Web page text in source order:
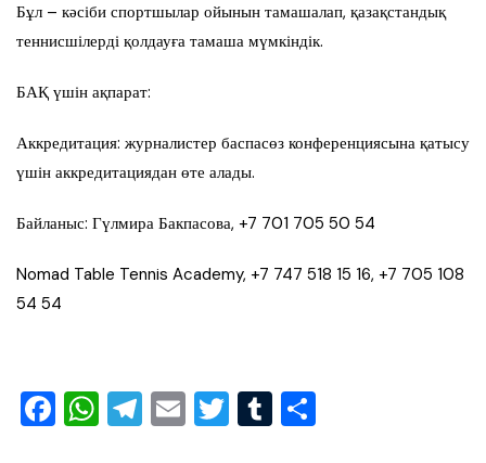
Бұл – кәсіби спортшылар ойынын тамашалап, қазақстандық
теннисшілерді қолдауға тамаша мүмкіндік.
БАҚ үшін ақпарат:
Аккредитация: журналистер баспасөз конференциясына қатысу
үшін аккредитациядан өте алады.
Байланыс: Гүлмира Бакпасова, +7 701 705 50 54
Nomad Table Tennis Academy, +7 747 518 15 16, +7 705 108
54 54
F W T E T T